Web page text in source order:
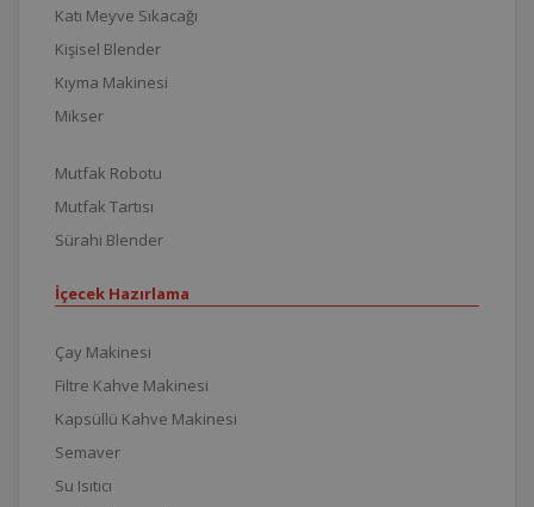
Katı Meyve Sıkacağı
Kişisel Blender
Kıyma Makinesi
Mikser
Mutfak Robotu
Mutfak Tartısı
Sürahi Blender
İçecek Hazırlama
Çay Makinesi
Filtre Kahve Makinesi
Kapsüllü Kahve Makinesi
Semaver
Su Isıtıcı